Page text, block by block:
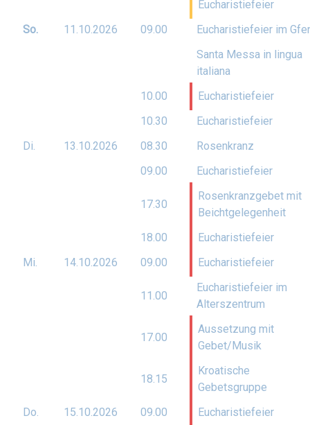
Eucharistiefeier
So.
11.10.2026 09.00
Eucharistiefeier im
Santa Messa in lingua
italiana
10.00
Eucharistiefeier
10.30
Eucharistiefeier
Di.
13.10.2026 08.30
Rosenkranz
09.00
Eucharistiefeier
17.30
Rosenkranzgebet mit
Beichtgelegenheit
18.00
Eucharistiefeier
Mi.
14.10.2026 09.00 Eucharistiefeier
11.00
Eucharistiefeier im
Alterszentrum
17.00
Aussetzung mit
Gebet/Musik
18.15
Kroatische
Gebetsgruppe
Do.
15.10.2026 09.00
Eucharistiefeier